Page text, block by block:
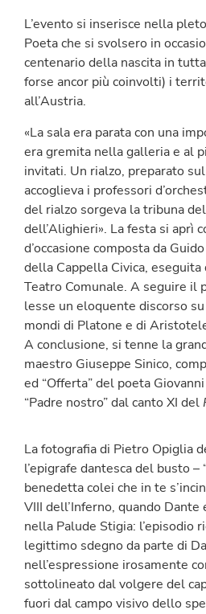
L’evento si inserisce nella
Poeta che si svolsero in
centenario della nascita in
forse ancor più coinvolti) i
all’Austria.
«La sala era parata con una
era gremita nella galleria e al
invitati. Un rialzo, preparato
accoglieva i professori
del rialzo sorgeva la tribuna
dell’Alighieri». La festa si aprì
d’occasione composta da
della Cappella Civica, eseguita
Teatro Comunale. A seguire il
lesse un eloquente discorso
mondi di Platone e di
A conclusione, si tenne la
maestro Giuseppe Sinico,
ed “Offerta” del poeta
“Padre nostro” dal canto XI del
La fotografia di Pietro Opiglia
l’epigrafe dantesca del busto –
benedetta colei che in te
VIII dell’Inferno, quando
nella Palude Stigia: l’episodio
legittimo sdegno da parte di
nell’espressione irosamente
sottolineato dal volgere del
fuori dal campo visivo dello